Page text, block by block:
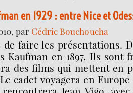
en 1929 : entre Nice et
par Cédric Bouchoucha
faire les présentations.
Kaufman en 1897. Ils sont
des films qui mettent en
cadet voyagera en